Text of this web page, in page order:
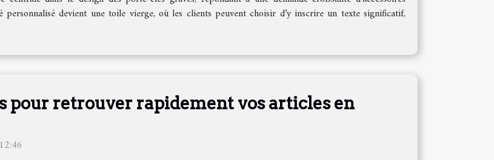
devient une toile vierge, où les clients peuvent choisir d’y inscrire un texte significatif,
pour retrouver rapidement vos articles en